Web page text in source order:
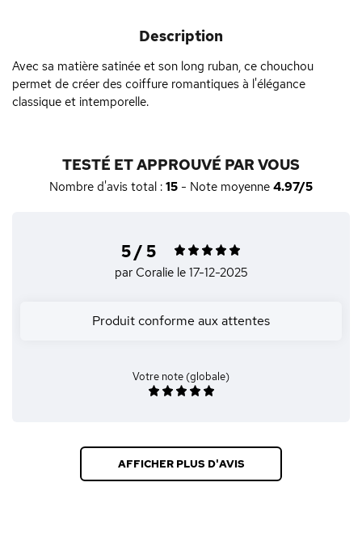
Description
Avec sa matière satinée et son long ruban, ce chouchou
permet de créer des coiffure romantiques à l'élégance
classique et intemporelle.
TESTÉ ET APPROUVÉ PAR VOUS
Nombre d'avis total : 15 - Note moyenne 4.97/5
5 / 5
par Coralie le 17-12-2025
Produit conforme aux attentes
Votre note (globale)
AFFICHER PLUS D'AVIS